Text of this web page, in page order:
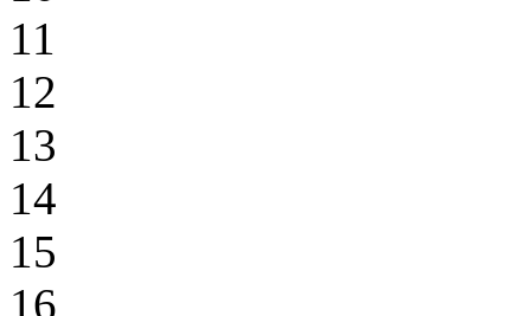
11
12
13
14
15
16